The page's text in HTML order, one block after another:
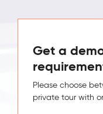
Get a
Please choose
private tour with